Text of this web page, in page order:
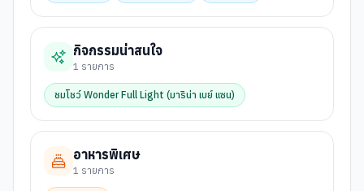
กิจกรรมน่าสนใจ
1 รายการ
ชมโชว์ Wonder Full Light (มาริน่า เบย์ แซน)
อาหารพิเศษ
1 รายการ